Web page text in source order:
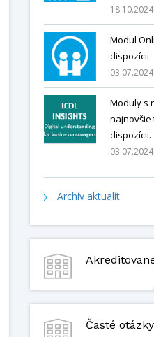
18.10.2024
Modul
dispozícii
03.07.2024
Moduly s
najnovšie
dispozícii.
03.07.2024
Archív aktualít
Časté otázky